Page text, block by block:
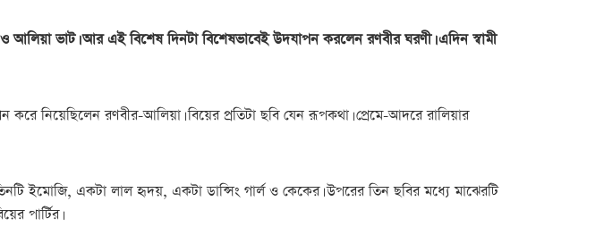
ভাট। আর এই বিশেষ দিনটা বিশেষভাবেই উদযাপন করলেন রণবীর ঘরণী। এদিন স্বামী
নিয়েছিলেন রণবীর-আলিয়া। বিয়ের প্রতিটা ছবি যেন রূপকথা। প্রেমে-আদরে রালিয়ার
ইমোজি, একটা লাল হৃদয়, একটা ডান্সিং গার্ল ও কেকের। উপরের তিন ছবির মধ্যে মাঝেরটি
পার্টির।